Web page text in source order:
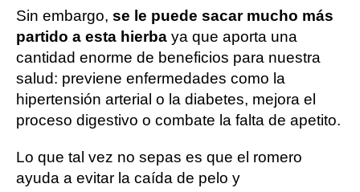
Sin embargo, se le puede sacar mucho más
partido a esta hierba ya que aporta una
cantidad enorme de beneficios para nuestra
salud: previene enfermedades como la
hipertensión arterial o la diabetes, mejora el
proceso digestivo o combate la falta de apetito.
Lo que tal vez no sepas es que el romero
ayuda a evitar la caída de pelo y